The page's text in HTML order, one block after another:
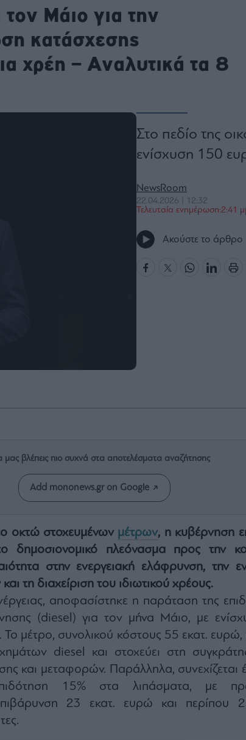
and
is
Μάιο για την
κατάσχεσης
χρέη – Aναλυτικά τα 8
Στο πεδίο της
ενίσχυση 150
NewsRoom
22.04.2026 | 12:32
Τελευταία ενημέρωση:2:41
Ακούστε το άρθρο
μας βλέπεις πιο συχνά στα αποτελέσματα αναζήτησης
Add mononews.gr on Google
οκτώ στοχευμένων μέτρων, η κυβέρνηση
δημοσιονομικό πλεόνασμα προς την
στην ενεργειακή ελάφρυνση, την
τη διαχείριση του ιδιωτικού χρέους.
αποφασίστηκε η παράταση της
(diesel) για τον μήνα Μάιο, με
Το μέτρο, συνολικού κόστους 55 εκατ.
diesel και στοχεύει στη
και μεταφορών. Παράλληλα, συνεχίζεται
15% στα λιπάσματα, με
23 εκατ. ευρώ και περίπου